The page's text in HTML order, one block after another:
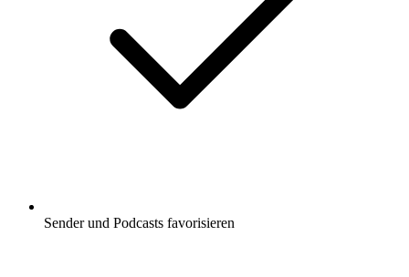
Sender und Podcasts favorisieren